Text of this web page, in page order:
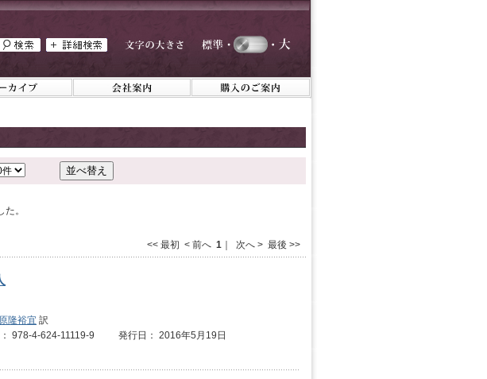
。
<< 最初 < 前へ 1 ｜ 次へ > 最後 >>
隆裕宜 訳
978-4-624-11119-9 発行日： 2016年5月19日